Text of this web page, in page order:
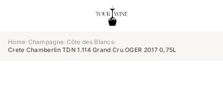
Home›Champagne›Côte des Blancs›
Crete Chamberlin TDN 1.114 Grand Cru OGER 2017 0,75L